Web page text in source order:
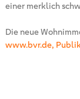
einer merklich
Die neue
www.bvr.de,